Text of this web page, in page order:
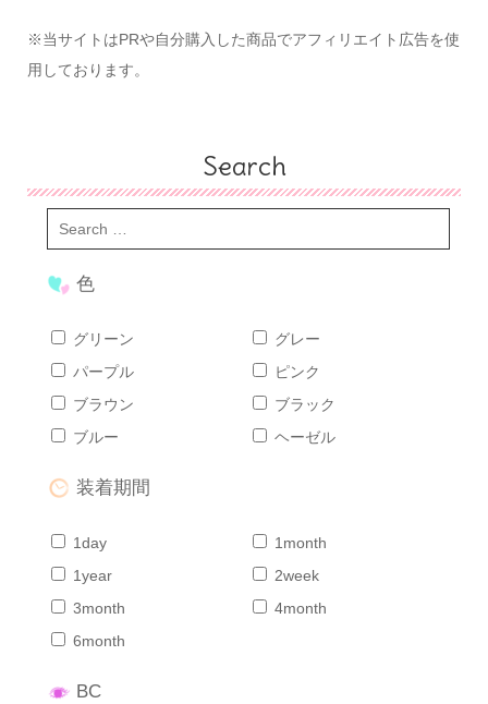
※当サイトはPRや自分購入した商品でアフィリエイト広告を使
用しております。
Search
色
グリーン
グレー
パープル
ピンク
ブラウン
ブラック
ブルー
ヘーゼル
装着期間
1day
1month
1year
2week
3month
4month
6month
BC